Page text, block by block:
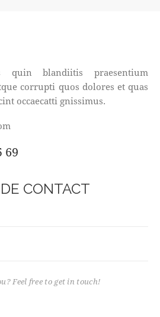
quin blandiitis praesentium
corrupti quos dolores et quas
occaecatti gnissimus.
69
CONTACT